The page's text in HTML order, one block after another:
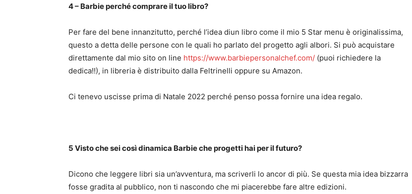
4 – Barbie perché comprare il tuo libro?
Per fare del bene innanzitutto, perché l’idea diun libro come il mio 5 Star menu è originalissima,
questo a detta delle persone con le quali ho parlato del progetto agli albori. Si può acquistare
direttamente dal mio sito on line https://www.barbiepersonalchef.com/ (puoi richiedere la
dedica!!), in libreria è distribuito dalla Feltrinelli oppure su Amazon.
Ci tenevo uscisse prima di Natale 2022 perché penso possa fornire una idea regalo.
5 Visto che sei così dinamica Barbie che progetti hai per il futuro?
Dicono che leggere libri sia un’avventura, ma scriverli lo ancor di più. Se questa mia idea bizzarra
fosse gradita al pubblico, non ti nascondo che mi piacerebbe fare altre edizioni.